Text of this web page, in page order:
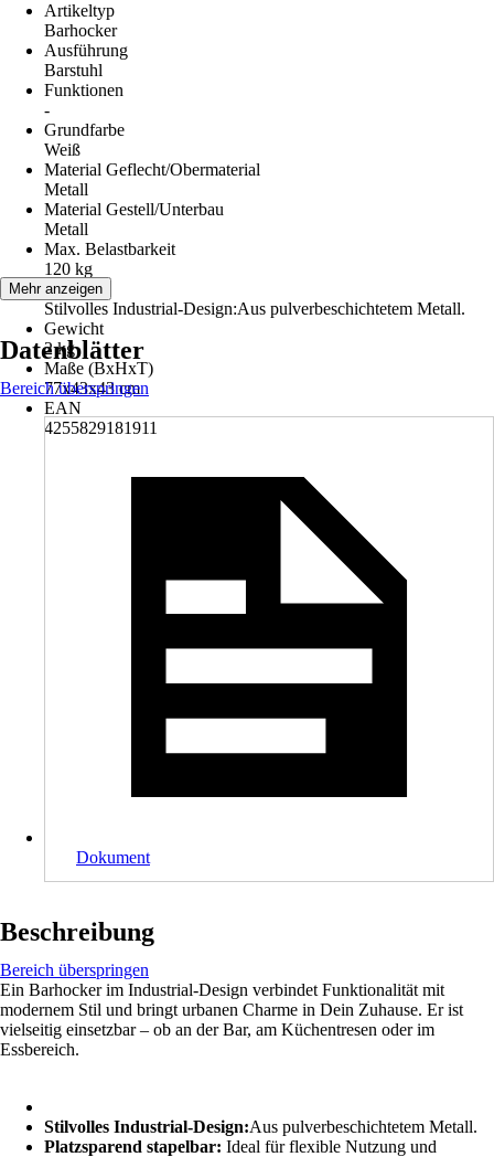
Artikeltyp
Barhocker
Ausführung
Barstuhl
Funktionen
-
Grundfarbe
Weiß
Material Geflecht/Obermaterial
Metall
Material Gestell/Unterbau
Metall
Max. Belastbarkeit
120 kg
Hinweis
Stilvolles Industrial-Design:Aus pulverbeschichtetem Metall.
Gewicht
2 kg
Maße (BxHxT)
77x43x43 cm
EAN
4255829181911
Mehr anzeigen
Datenblätter
Bereich überspringen
Dokument
Beschreibung
Bereich überspringen
Ein Barhocker im Industrial-Design verbindet Funktionalität mit
modernem Stil und bringt urbanen Charme in Dein Zuhause. Er ist
vielseitig einsetzbar – ob an der Bar, am Küchentresen oder im
Essbereich.
Stilvolles Industrial-Design:Aus pulverbeschichtetem Metall.
Platzsparend stapelbar: Ideal für flexible Nutzung und